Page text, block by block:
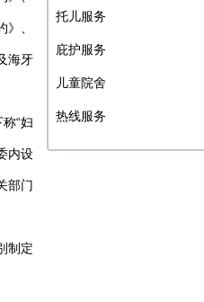
、
海牙
“妇
内设
部门
制定
托儿服务
庇护服务
儿童院舍
热线服务